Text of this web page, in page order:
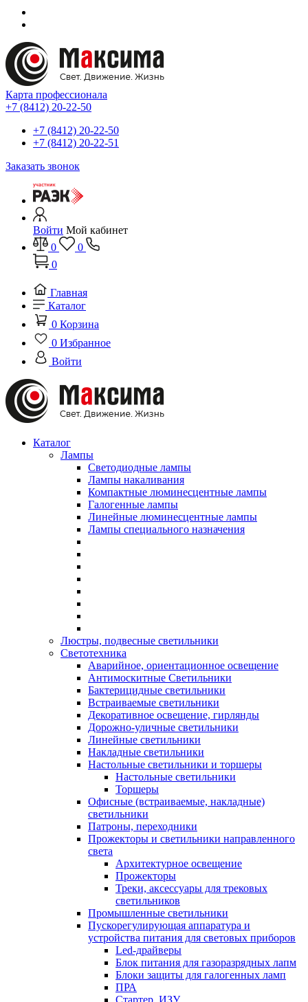
Карта профессионала
+7 (8412) 20-22-50
+7 (8412) 20-22-50
+7 (8412) 20-22-51
Заказать звонок
Войти Мой кабинет
0
0
0
Главная
Каталог
0 Корзина
0 Избранное
Войти
Каталог
Лампы
Светодиодные лампы
Лампы накаливания
Компактные люминесцентные лампы
Галогенные лампы
Линейные люминесцентные лампы
Лампы специального назначения
Люстры, подвесные светильники
Светотехника
Аварийное, ориентационное освещение
Антимоскитные Светильники
Бактерицидные светильники
Встраиваемые светильники
Декоративное освещение, гирлянды
Дорожно-уличные светильники
Линейные светильники
Накладные светильники
Настольные светильники и торшеры
Настольные светильники
Торшеры
Офисные (встраиваемые, накладные)
светильники
Патроны, переходники
Прожекторы и светильники направленного
света
Архитектурное освещение
Прожекторы
Треки, аксессуары для трековых
светильников
Промышленные светильники
Пускорегулирующая аппаратура и
устройства питания для световых приборов
Led-драйверы
Блок питания для газоразрядных лапм
Блоки защиты для галогенных ламп
ПРА
Стартер, ИЗУ